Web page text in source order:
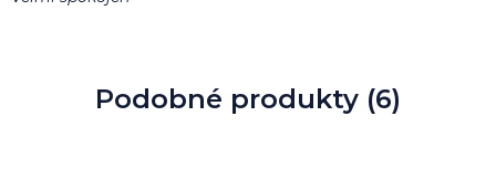
Podobné produkty (6)